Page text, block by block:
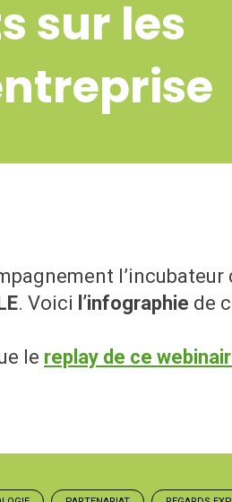
sur les
l’incubateur
. Voici l’infographie de
le replay de ce